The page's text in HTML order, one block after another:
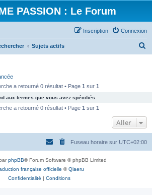
PASSION : Le Forum
Connexion
Inscription
Sujets actifs
c
e
a retourné 0 résultat • Page 1 sur 1
aux termes que vous avez spécifiés.
a retourné 0 résultat • Page 1 sur 1
Aller
Fuseau horaire sur UTC+02:00
phpBB® Forum Software © phpBB Limited
française officielle ©Qiaeru
Confidentialité | Conditions